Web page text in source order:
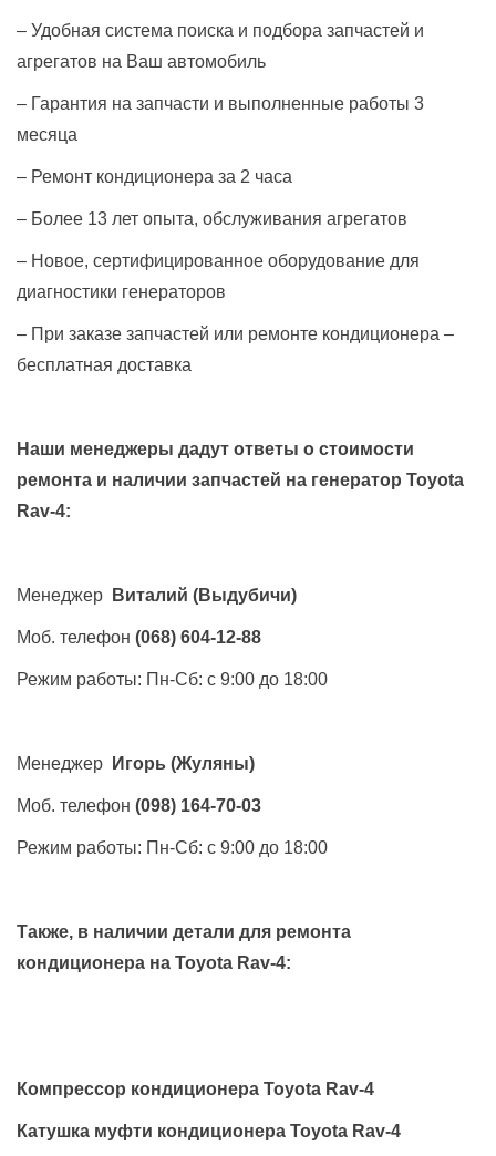
– Удобная система поиска и подбора запчастей и
агрегатов на Ваш автомобиль
– Гарантия на запчасти и выполненные работы 3
месяца
– Ремонт кондиционера за 2 часа
– Более 13 лет опыта, обслуживания агрегатов
– Новое, сертифицированное оборудование для
диагностики генераторов
– При заказе запчастей или ремонте кондиционера –
бесплатная доставка
Наши менеджеры дадут ответы о стоимости
ремонта и наличии запчастей на генератор Toyota
Rav-4:
Менеджер Виталий (Выдубичи)
Моб. телефон (068) 604-12-88
Режим работы: Пн-Сб: с 9:00 до 18:00
Менеджер Игорь (Жуляны)
Моб. телефон (098) 164-70-03
Режим работы: Пн-Сб: с 9:00 до 18:00
Также, в наличии детали для ремонта
кондиционера на Toyota Rav-4:
Компрессор кондиционера Toyota Rav-4
Катушка муфти кондиционера Toyota Rav-4